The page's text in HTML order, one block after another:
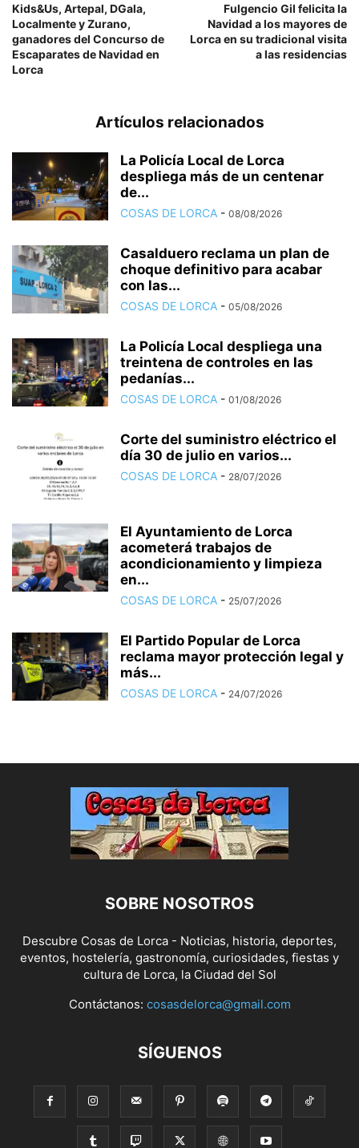
Kids&Us, Artepal, DGala,
Localmente y Zurano,
ganadores del Concurso de
Escaparates de Navidad en
Lorca
Fulgencio Gil felicita la
Navidad a los mayores de
Lorca en su tradicional visita
a las residencias
Artículos relacionados
La Policía Local de Lorca
despliega más de un centenar
de...
COSAS DE LORCA - 08/08/2026
Casalduero reclama un plan de
choque definitivo para acabar
con las...
COSAS DE LORCA - 05/08/2026
La Policía Local despliega una
treintena de controles en las
pedanías...
COSAS DE LORCA - 01/08/2026
Corte del suministro eléctrico el
día 30 de julio en varios...
COSAS DE LORCA - 28/07/2026
El Ayuntamiento de Lorca
acometerá trabajos de
acondicionamiento y limpieza
en...
COSAS DE LORCA - 25/07/2026
El Partido Popular de Lorca
reclama mayor protección legal y
más...
COSAS DE LORCA - 24/07/2026
SOBRE NOSOTROS
Descubre Cosas de Lorca - Noticias, historia, deportes,
eventos, hostelería, gastronomía, curiosidades, fiestas y
cultura de Lorca, la Ciudad del Sol
Contáctanos: cosasdelorca@gmail.com
SÍGUENOS